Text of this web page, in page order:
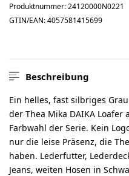
Produktnummer:24120000N0221
GTIN/EAN:4057581415699
Beschreibung
Ein helles, fast silbriges
der Thea Mika DAIKA
Farbwahl der Serie. Kein
nur die leise Präsenz, die
haben. Lederfutter,
Jeans, weiten Hosen in